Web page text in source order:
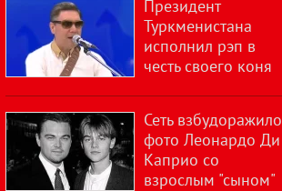
Президент
Туркменистана
исполнил рэп в
честь своего коня
Сеть взбудоражило
фото Леонардо Ди
Каприо со
взрослым "сыном"